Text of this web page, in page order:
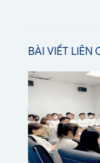
BÀI VIẾT LIÊN